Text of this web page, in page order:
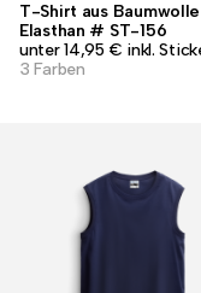
T-Shirt aus
Elasthan # ST-156
unter 14,95 € inkl.
3 Farben